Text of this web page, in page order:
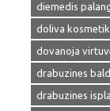
diemedis
doliva
dovanoja
drabuzines
drabuzines